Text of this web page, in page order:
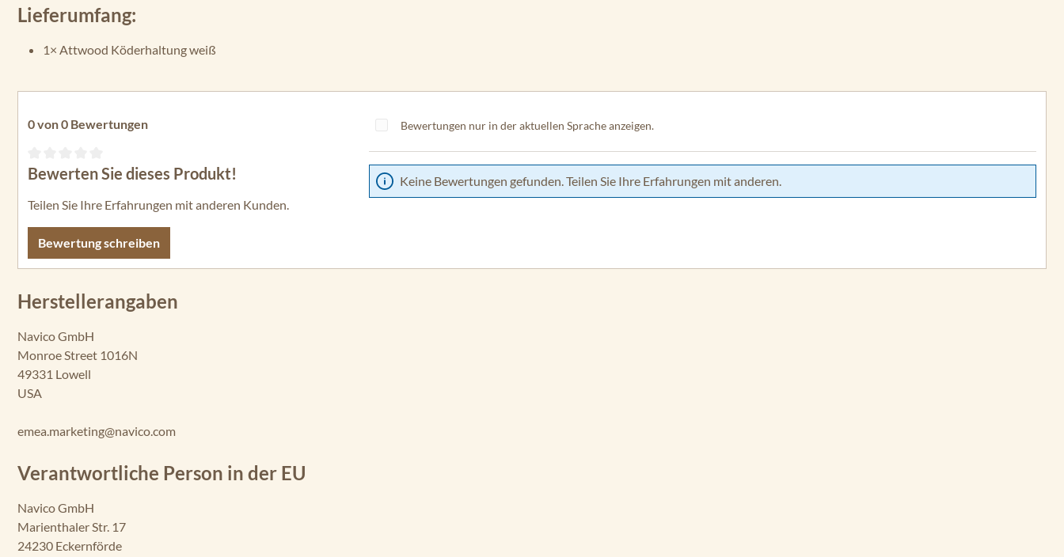
Lieferumfang:
1× Attwood Köderhaltung weiß
0 von 0 Bewertungen
Durchschnittliche Bewertung von 0 von 5 Sternen
Bewerten Sie dieses Produkt!
Teilen Sie Ihre Erfahrungen mit anderen Kunden.
Bewertung schreiben
Bewertungen nur in der aktuellen Sprache anzeigen.
Keine Bewertungen gefunden. Teilen Sie Ihre Erfahrungen mit anderen.
Herstellerangaben
Navico GmbH
Monroe Street 1016N
49331 Lowell
USA
emea.marketing@navico.com
Verantwortliche Person in der EU
Navico GmbH
Marienthaler Str. 17
24230 Eckernförde